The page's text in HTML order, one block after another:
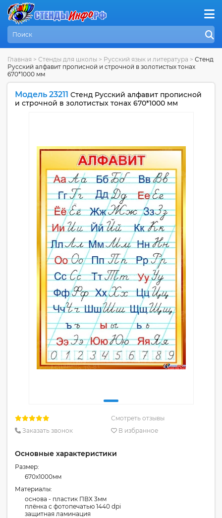
Главная > Стенды для школы > Русский язык и литература > Стенд
Русский алфавит прописной и строчной в золотистых тонах
670*1000 мм
Модель 23211 Стенд Русский алфавит прописной
и строчной в золотистых тонах 670*1000 мм
Смотреть отзывы
Заказать звонок
В избранное
Основные характеристики
Размер:
670x1000мм
Материалы:
основа - пластик ПВХ 3мм
плёнка с фотопечатью 1440 dpi
защитная ламинация